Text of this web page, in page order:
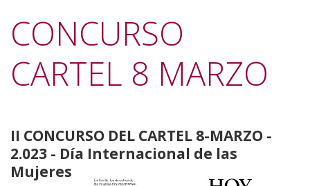
CONCURSO
CARTEL 8 MARZO
II CONCURSO DEL CARTEL 8-MARZO -
2.023 - Día Internacional de las
Mujeres